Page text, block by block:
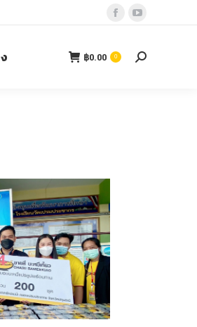
฿0.00 0